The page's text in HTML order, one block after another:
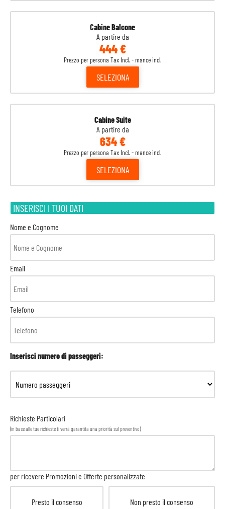
Cabine Balcone
A partire da
444 €
Prezzo per persona Tax Incl. - mance incl.
SELEZIONA
Cabine Suite
A partire da
634 €
Prezzo per persona Tax Incl. - mance incl.
SELEZIONA
INSERISCI I TUOI DATI
Nome e Cognome
Email
Telefono
Inserisci numero di passeggeri:
Richieste Particolari
(in base alle tue richieste ti verrà garantita una priorità sul preventivo)
per ricevere Promozioni e Offerte personalizzate
Presto il consenso Non presto il consenso